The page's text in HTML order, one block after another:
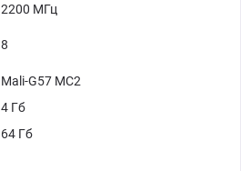
2200 МГц
8
Mali-G57 MC2
4 Гб
64 Гб